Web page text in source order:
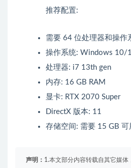
推荐配置:
需要 64 位处理器和操作
操作系统: Windows 10/
处理器: i7 13th gen
内存: 16 GB RAM
显卡: RTX 2070 Super
DirectX 版本: 11
存储空间: 需要 15 GB 可
声明： 1.本文部分内容转载自其它媒体